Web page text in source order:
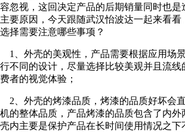
容忽视，这回决定产品的后期销量同时也是
主要原因，今天跟随武汉怡波达一起来看
选择需要注意哪些事项？
1、外壳的美观性，产品需要根据应用场
行不同的设计，尽量选择比较美观并且流线
费者的视觉体验；
2、外壳的烤漆品质，烤漆的品质好坏会
机的整体品质，产品烤漆的品质包含了内外
壳内主要是保护产品在长时间使用情况之下